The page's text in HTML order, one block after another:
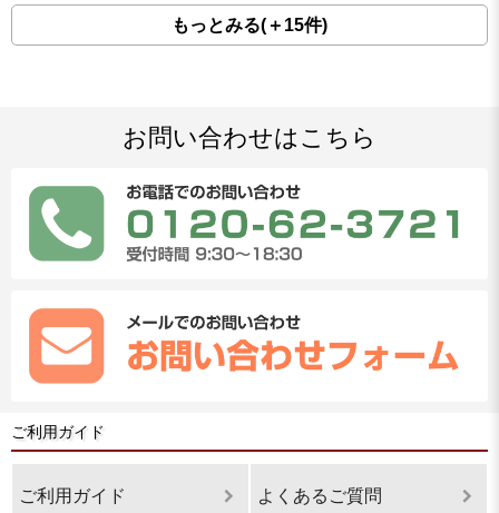
もっとみる(＋15件)
お問い合わせはこちら
ご利用ガイド
ご利用ガイド よくあるご質問